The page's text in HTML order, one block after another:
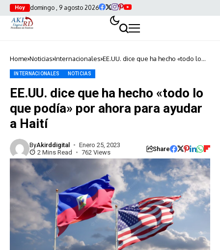
Hoy domingo , 9 agosto 2026
Home Noticias Internacionales EE.UU. dice que ha hecho «todo lo
INTERNACIONALES NOTICIAS
EE.UU. dice que ha hecho «todo lo
que podía» por ahora para ayudar
a Haití
ByAkirddigital
Enero 25, 2023
2 Mins Read
762 Views Share